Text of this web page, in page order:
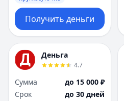
Получить деньги
Деньга
4.7
Сумма
до 15 000 ₽
Срок
до 30 дней